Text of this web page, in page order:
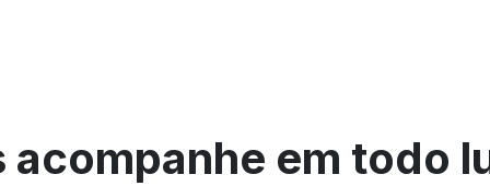
acompanhe em todo